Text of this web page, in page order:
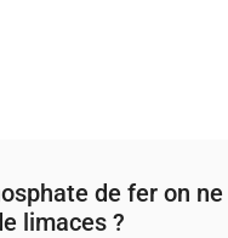
de fer on
limaces ?